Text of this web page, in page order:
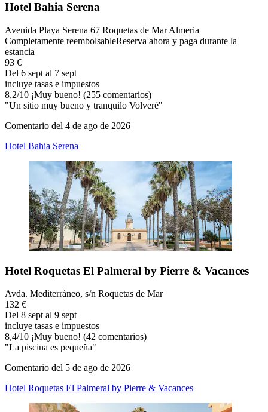
Hotel Bahia Serena
Avenida Playa Serena 67 Roquetas de Mar Almeria
Completamente reembolsableReserva ahora y paga durante la
estancia
93 €
Del 6 sept al 7 sept
incluye tasas e impuestos
8,2/10 ¡Muy bueno! (255 comentarios)
"Un sitio muy bueno y tranquilo Volveré"
Comentario del 4 de ago de 2026
Hotel Bahia Serena
Hotel Roquetas El Palmeral by Pierre & Vacances
Avda. Mediterráneo, s/n Roquetas de Mar
132 €
Del 8 sept al 9 sept
incluye tasas e impuestos
8,4/10 ¡Muy bueno! (42 comentarios)
"La piscina es pequeña"
Comentario del 5 de ago de 2026
Hotel Roquetas El Palmeral by Pierre & Vacances